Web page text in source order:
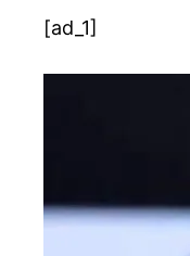
[ad_1]